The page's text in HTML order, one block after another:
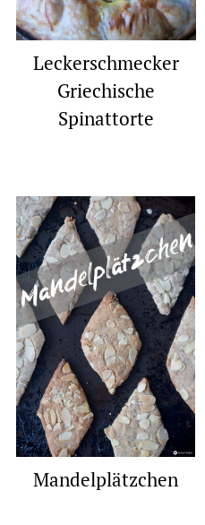
Leckerschmecker
Griechische
Spinattorte
Mandelplätzchen